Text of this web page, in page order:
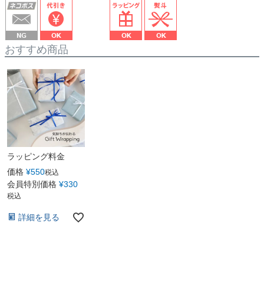
おすすめ商品
ラッピング料金
価格 ¥550税込
会員特別価格 ¥330
税込
詳細を見る